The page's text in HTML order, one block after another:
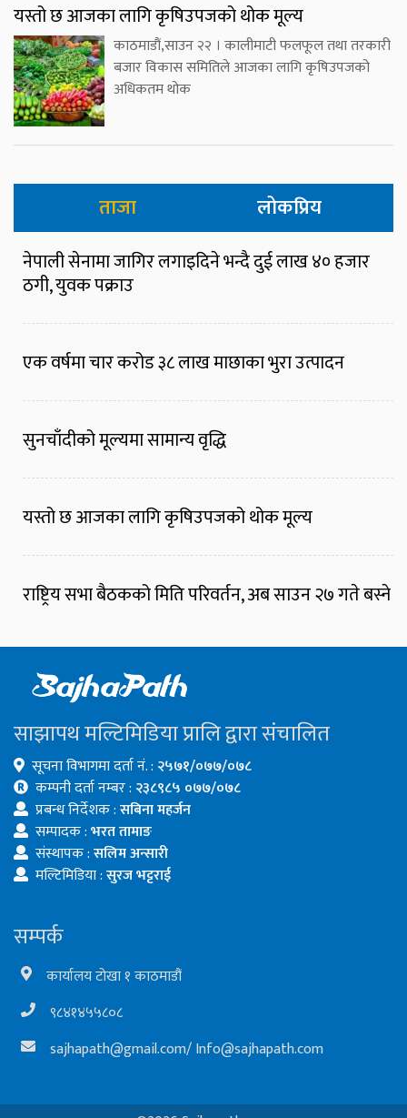
यस्तो छ आजका लागि कृषिउपजको थोक मूल्य
काठमाडौं,साउन २२ । कालीमाटी फलफूल तथा तरकारी
बजार विकास समितिले आजका लागि कृषिउपजको
अधिकतम थोक
ताजा लोकप्रिय
नेपाली सेनामा जागिर लगाइदिने भन्दै दुई लाख ४० हजार
ठगी, युवक पक्राउ
एक वर्षमा चार करोड ३८ लाख माछाका भुरा उत्पादन
सुनचाँदीको मूल्यमा सामान्य वृद्धि
यस्तो छ आजका लागि कृषिउपजको थोक मूल्य
राष्ट्रिय सभा बैठकको मिति परिवर्तन, अब साउन २७ गते बस्ने
साझापथ मल्टिमिडिया प्रालि द्वारा संचालित
सूचना विभागमा दर्ता नं. : २५७१/०७७/०७८
कम्पनी दर्ता नम्बर : २३८९८५ ०७७/०७८
प्रबन्ध निर्देशक :सबिना महर्जन
सम्पादक :भरत तामाङ
संस्थापक :सलिम अन्सारी
मल्टिमिडिया :सुरज भट्टराई
सम्पर्क
कार्यालय टोखा १ काठमाडौं
९८४१४५५८०८
sajhapath@gmail.com/Info@sajhapath.com